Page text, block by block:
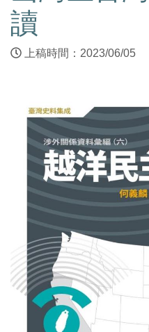
讀
上稿時間：2023/06/05